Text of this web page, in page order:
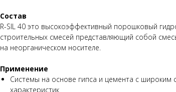
Состав
R-SIL 40 это высокоэффективный порошковый
строительных смесей представляющий собой
на неорганическом носителе.
Применение
Системы на основе гипса и цемента с широким
характеристик